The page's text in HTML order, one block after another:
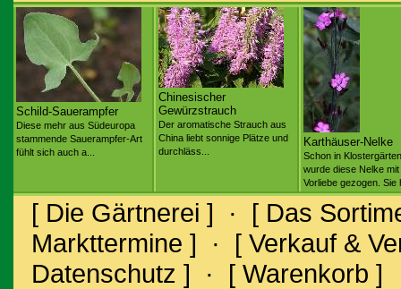
Schild-Sauerampfer
Diese mehr aus Südeuropa
stammende Sauerampfer-Art
fühlt sich auch a...
Chinesischer
Gewürzstrauch
Der aromatische Strauch aus
China liebt sonnige Plätze und
durchläss...
Karthäuser-Nelke
Schon in Klostergärten
wurde diese Nelke mit
Vorliebe gezogen. Sie
[ Die Gärtnerei ] · [ Das
Markttermine ] · [ Verkauf &
Datenschutz ] · [ Warenkorb ]